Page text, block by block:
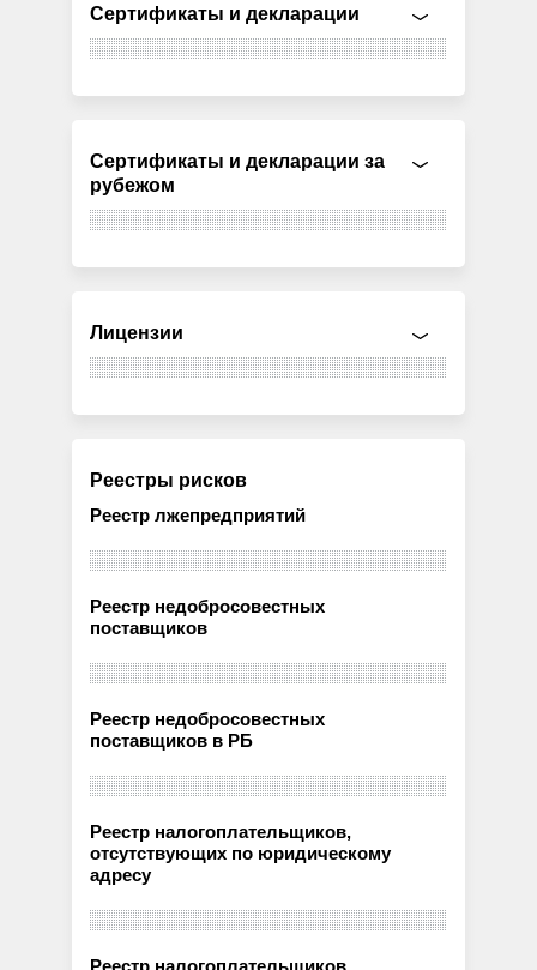
Сертификаты и декларации
Сертификаты и декларации за
рубежом
Лицензии
Реестры рисков
Реестр лжепредприятий
Реестр недобросовестных
поставщиков
Реестр недобросовестных
поставщиков в РБ
Реестр налогоплательщиков,
отсутствующих по юридическому
адресу
Реестр налогоплательщиков,